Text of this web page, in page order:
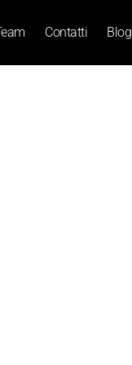
Contatti Blog